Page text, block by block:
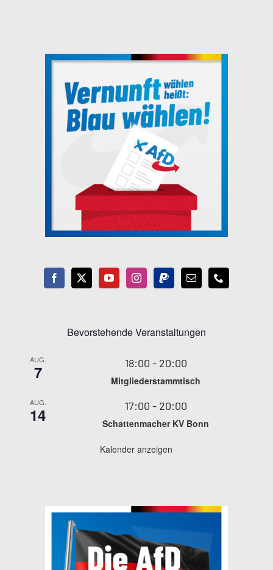
Bevorstehende Veranstaltungen
AUG.
7 18:00 - 20:00
Mitgliederstammtisch
AUG.
14 17:00 - 20:00
Schattenmacher KV Bonn
Kalender anzeigen